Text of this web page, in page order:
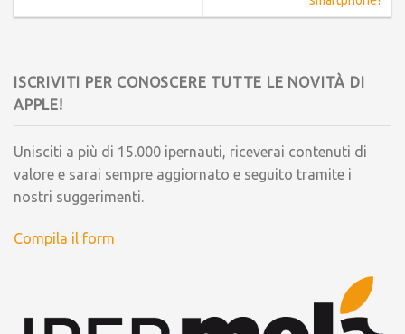
ISCRIVITI PER CONOSCERE TUTTE LE NOVITÀ DI
APPLE!
Unisciti a più di 15.000 ipernauti, riceverai contenuti di
valore e sarai sempre aggiornato e seguito tramite i
nostri suggerimenti.
Compila il form